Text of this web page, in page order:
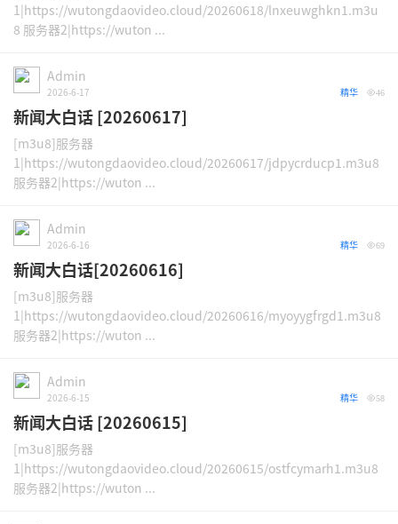
1|https://wutongdaovideo.cloud/20260618/lnxeuwghkn1.m3u
8 服务器2|https://wuton ...
Admin
2026-6-17 46
精华
新闻大白话 [20260617]
[m3u8]服务器
1|https://wutongdaovideo.cloud/20260617/jdpycrducp1.m3u8
服务器2|https://wuton ...
Admin
2026-6-16 69
精华
新闻大白话[20260616]
[m3u8]服务器
1|https://wutongdaovideo.cloud/20260616/myoyygfrgd1.m3u8
服务器2|https://wuton ...
Admin
2026-6-15 58
精华
新闻大白话 [20260615]
[m3u8]服务器
1|https://wutongdaovideo.cloud/20260615/ostfcymarh1.m3u8
服务器2|https://wuton ...